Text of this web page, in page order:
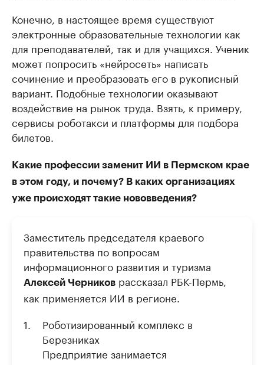
Конечно, в настоящее время существуют
электронные образовательные технологии как
для преподавателей, так и для учащихся. Ученик
может попросить «нейросеть» написать
сочинение и преобразовать его в рукописный
вариант. Подобные технологии оказывают
воздействие на рынок труда. Взять, к примеру,
сервисы роботакси и платформы для подбора
билетов.
Какие профессии заменит ИИ в Пермском крае
в этом году, и почему? В каких организациях
уже происходят такие нововведения?
Заместитель председателя краевого
правительства по вопросам
информационного развития и туризма
Алексей Черников рассказал РБК-Пермь,
как применяется ИИ в регионе.
Роботизированный комплекс в
Березниках
Предприятие занимается